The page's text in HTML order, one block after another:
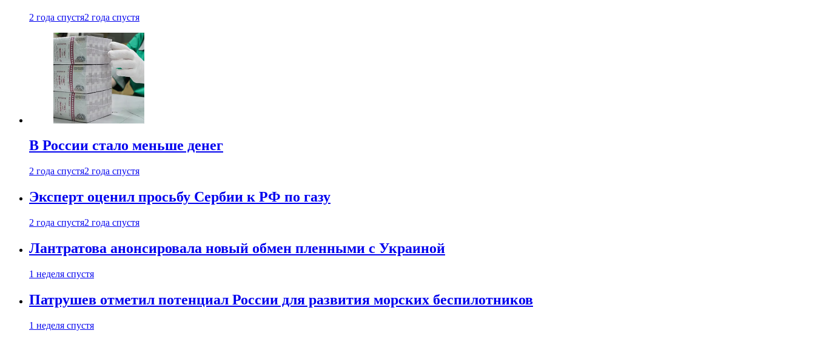
2 года спустя2 года спустя
В России стало меньше денег
2 года спустя2 года спустя
Эксперт оценил просьбу Сербии к РФ по газу
2 года спустя2 года спустя
Лантратова анонсировала новый обмен пленными с Украиной
1 неделя спустя
Патрушев отметил потенциал России для развития морских беспилотников
1 неделя спустя